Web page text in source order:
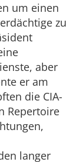
um einen
zu
aber
er am
die CIA-
Repertoire
langer